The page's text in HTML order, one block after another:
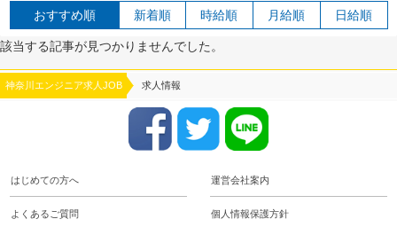
おすすめ順 新着順 時給順 月給順 日給順
該当する記事が見つかりませんでした。
神奈川エンジニア求人JOB 求人情報
はじめての方へ 運営会社案内
よくあるご質問 個人情報保護方針